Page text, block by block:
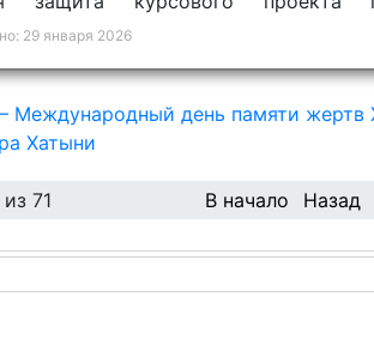
«Конструктивные элементы зданий».
29 января 2026
Международный день памяти жертв
Хатыни
71 В начало Назад